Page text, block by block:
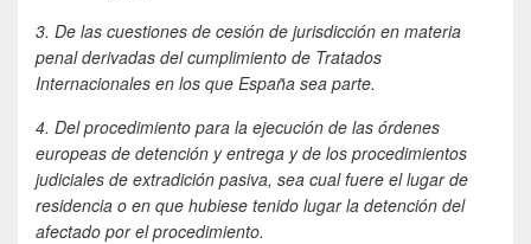
3. De las cuestiones de cesión de jurisdicción en materia
penal derivadas del cumplimiento de Tratados
Internacionales en los que España sea parte.
4. Del procedimiento para la ejecución de las órdenes
europeas de detención y entrega y de los procedimientos
judiciales de extradición pasiva, sea cual fuere el lugar de
residencia o en que hubiese tenido lugar la detención del
afectado por el procedimiento.